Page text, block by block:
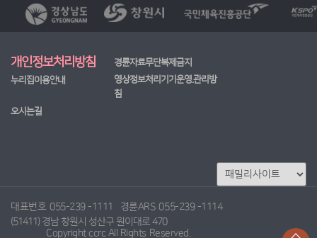
개인정보처리방침
경륜자료무단복제금지
누리집이용안내
영상정보처리기기운영.관리방
침
오시는길
대표번호 055-239 -1111 경륜ARS 055-239 -1114
(51411) 경남 창원시 성산구 원이대로 470
Copyright ccrc All Rights Reserved.